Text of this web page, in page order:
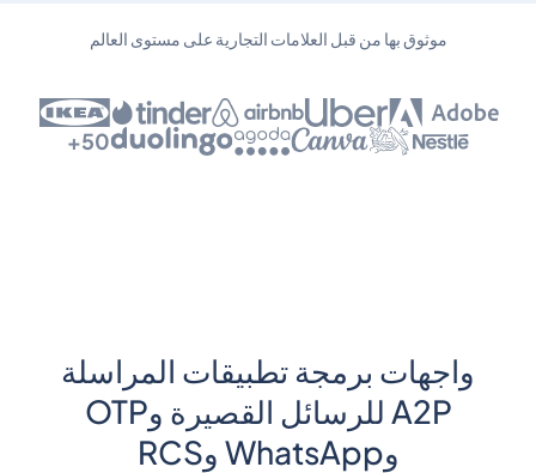
موثوق بها من قبل العلامات التجارية على مستوى العالم
50+
واجهات برمجة تطبيقات المراسلة
A2P للرسائل القصيرة وOTP
وWhatsApp وRCS